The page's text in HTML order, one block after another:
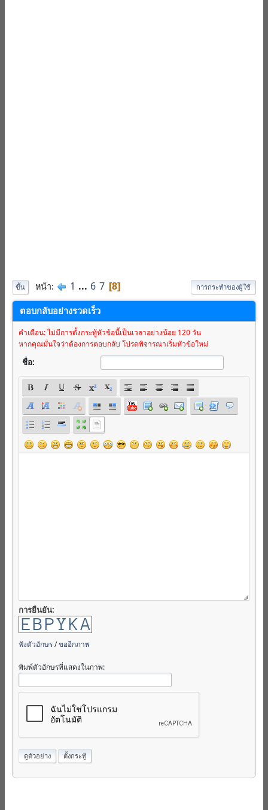
ขึ้น หน้า 1 ... 6 7 8 การกระทำของผู้ใช้
ตอบกลับอย่างรวดเร็ว
คำเตือน: ไม่มีการตั้งกระทู้หัวข้อนี้เป็นเวลาอย่างน้อย 120 วัน
หากคุณมั่นใจว่าต้องการตอบกลับ โปรดพิจารณาเริ่มหัวข้อใหม่
ชื่อ:
การยืนยัน:
ฟังตัวอักษร/ขออีกภาพ
พิมพ์ตัวอักษรที่แสดงในภาพ: